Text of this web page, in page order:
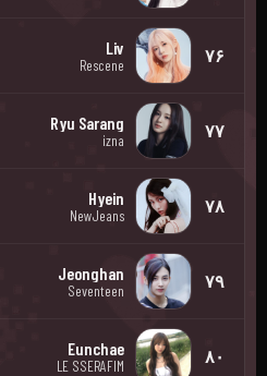
۷۶ Liv
Rescene
۷۷ Ryu Sarang
izna
۷۸ Hyein
NewJeans
۷۹ Jeonghan
Seventeen
۸۰ Eunchae
LE SSERAFIM